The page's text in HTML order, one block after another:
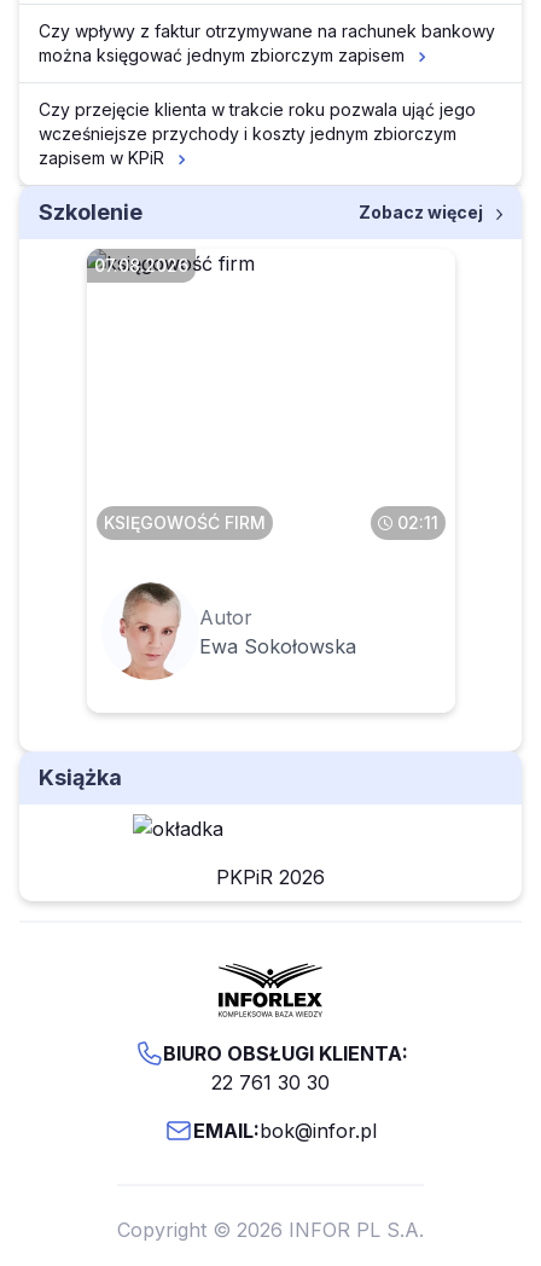
Czy wpływy z faktur otrzymywane na rachunek bankowy
można księgować jednym zbiorczym zapisem
Czy przejęcie klienta w trakcie roku pozwala ująć jego
wcześniejsze przychody i koszty jednym zbiorczym
zapisem w KPiR
Szkolenie Zobacz więcej
07.08.2026
KSIĘGOWOŚĆ FIRM 02:11
Autor
Ewa Sokołowska
Książka
PKPiR 2026
BIURO OBSŁUGI KLIENTA:
22 761 30 30
EMAIL:bok@infor.pl
Copyright © 2026 INFOR PL S.A.